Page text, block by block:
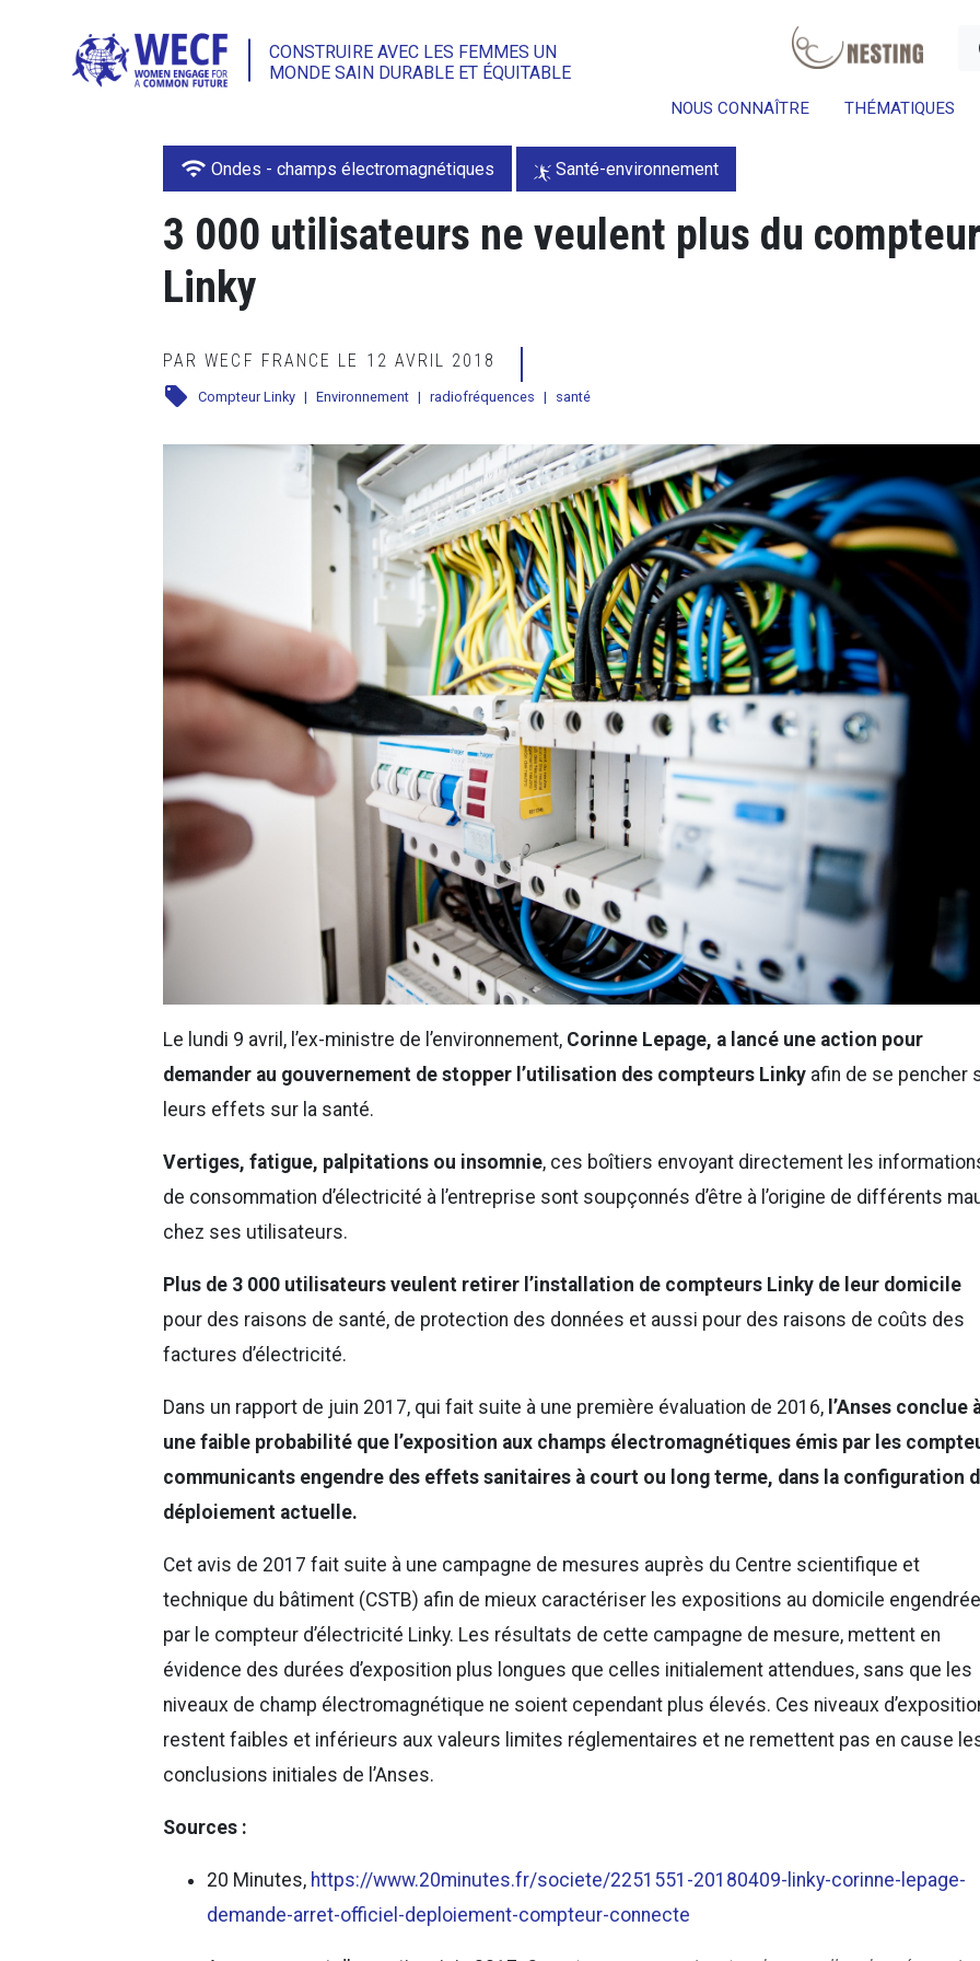
CONSTRUIRE AVEC LES FEMMES UN
MONDE SAIN DURABLE ET ÉQUITABLE
NOUS CONNAÎTRE THÉMATIQUES
wifi Ondes - champs électromagnétiques Santé-environnement
3 000 utilisateurs ne veulent plus du compteur
Linky
PAR WECF FRANCE LE 12 AVRIL 2018
local_offer Compteur Linky | Environnement | radiofréquences | santé
Le lundi 9 avril, l’ex-ministre de l’environnement, Corinne Lepage, a lancé une action pour
demander au gouvernement de stopper l’utilisation des compteurs Linky afin de se pencher
leurs effets sur la santé.
Vertiges, fatigue, palpitations ou insomnie, ces boîtiers envoyant directement les
de consommation d’électricité à l’entreprise sont soupçonnés d’être à l’origine de différents
chez ses utilisateurs.
Plus de 3 000 utilisateurs veulent retirer l’installation de compteurs Linky de leur domicile
pour des raisons de santé, de protection des données et aussi pour des raisons de coûts des
factures d’électricité.
Dans un rapport de juin 2017, qui fait suite à une première évaluation de 2016, l’Anses conclue
une faible probabilité que l’exposition aux champs électromagnétiques émis par les
communicants engendre des effets sanitaires à court ou long terme, dans la configuration
déploiement actuelle.
Cet avis de 2017 fait suite à une campagne de mesures auprès du Centre scientifique et
technique du bâtiment (CSTB) afin de mieux caractériser les expositions au domicile
par le compteur d’électricité Linky. Les résultats de cette campagne de mesure, mettent en
évidence des durées d’exposition plus longues que celles initialement attendues, sans que les
niveaux de champ électromagnétique ne soient cependant plus élevés. Ces niveaux
restent faibles et inférieurs aux valeurs limites réglementaires et ne remettent pas en cause
conclusions initiales de l’Anses.
Sources :
20 Minutes, https://www.20minutes.fr/societe/2251551-20180409-linky-corinne-lepage-
demande-arret-officiel-deploiement-compteur-connecte